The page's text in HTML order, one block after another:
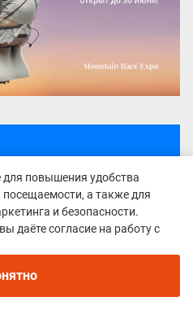
повышения удобства
а также для
и безопасности.
даёте согласие на работу с